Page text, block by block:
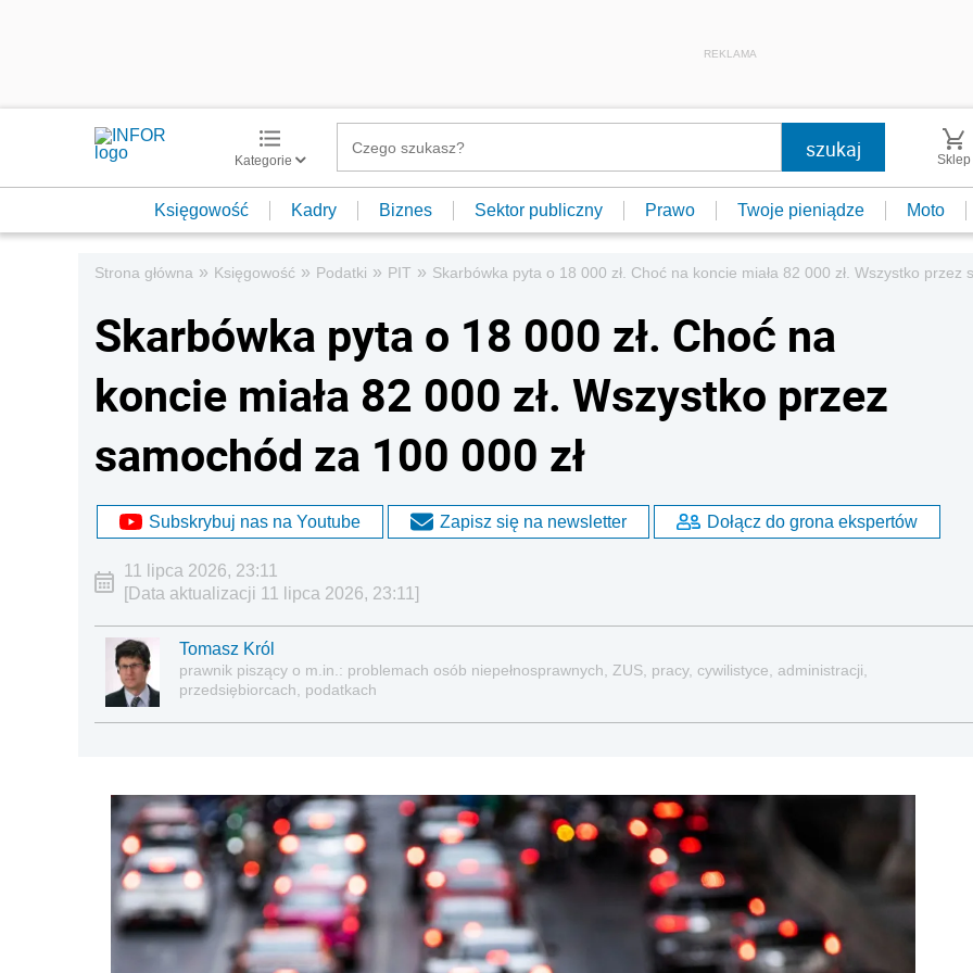
REKLAMA
Kategorie Sklep
Księgowość Kadry Biznes Sektor publiczny Prawo Twoje pieniądze Moto
Strona główna » Księgowość » Podatki » PIT » Skarbówka pyta o 18 000 zł. Choć na koncie miała 82 000 zł. Wszystko przez
Skarbówka pyta o 18 000 zł. Choć na
koncie miała 82 000 zł. Wszystko przez
samochód za 100 000 zł
Subskrybuj nas na Youtube Zapisz się na newsletter Dołącz do grona ekspertów
11 lipca 2026, 23:11
[Data aktualizacji 11 lipca 2026, 23:11]
Tomasz Król
prawnik piszący o m.in.: problemach osób niepełnosprawnych, ZUS, pracy, cywilistyce, administracji,
przedsiębiorcach, podatkach